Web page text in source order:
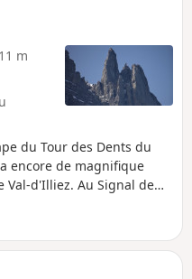
m
du Tour des Dents du
encore de magnifique
Val-d'Illiez. Au Signal de
d'Antème,
de la Haute Cime, vous
les Dents du Midi et